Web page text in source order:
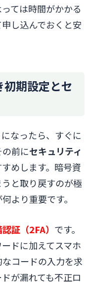
ては時間がかかる
し込んでおくと安
期設定とセ
なったら、すぐに
前にセキュリティ
めします。暗号資
と取り戻すのが極
より重要です。
証（2FA） です。
ドに加えてスマホ
コードの入力を求
が漏れても不正ロ